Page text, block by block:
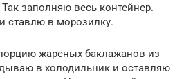
заполняю весь контейнер.
ставлю в морозилку.
жареных баклажанов из
в холодильник и оставляю